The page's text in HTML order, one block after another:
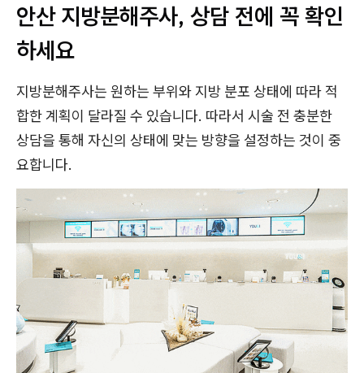
안산 지방분해주사, 상담 전에 꼭 확인
하세요
지방분해주사는 원하는 부위와 지방 분포 상태에 따라 적
합한 계획이 달라질 수 있습니다. 따라서 시술 전 충분한
상담을 통해 자신의 상태에 맞는 방향을 설정하는 것이 중
요합니다.